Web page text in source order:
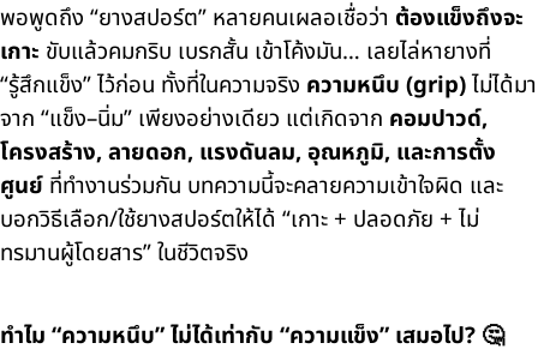
พอพูดถึง “ยางสปอร์ต” หลายคนเผลอเชื่อว่า ต้องแข็งถึงจะ
เกาะ ขับแล้วคมกริบ เบรกสั้น เข้าโค้งมัน… เลยไล่หายางที่
“รู้สึกแข็ง” ไว้ก่อน ทั้งที่ในความจริง ความหนึบ (grip)ไม่ได้มา
จาก “แข็ง–นิ่ม” เพียงอย่างเดียว แต่เกิดจาก คอมปาวด์,
โครงสร้าง, ลายดอก, แรงดันลม, อุณหภูมิ, และการตั้ง
ศูนย์ ที่ทำงานร่วมกัน บทความนี้จะคลายความเข้าใจผิด และ
บอกวิธีเลือก/ใช้ยางสปอร์ตให้ได้ “เกาะ + ปลอดภัย + ไม่
ทรมานผู้โดยสาร” ในชีวิตจริง
ทำไม “ความหนึบ” ไม่ได้เท่ากับ “ความแข็ง” เสมอไป? 🤔